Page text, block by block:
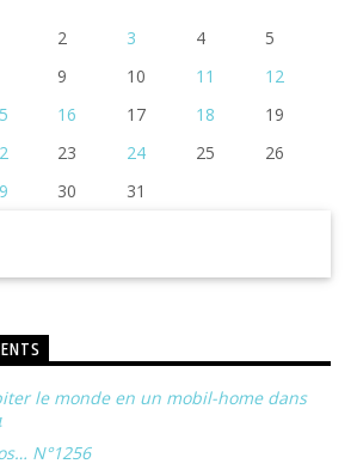
2 3 4
5
9 10 11
12
16 17 18
19
23 24 25
26
30 31
le monde en un mobil-home dans
N°1256